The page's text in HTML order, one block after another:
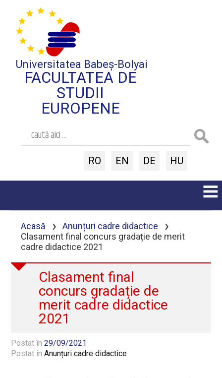
Universitatea Babeș-Bolyai
FACULTATEA DE
STUDII
EUROPENE
RO EN DE HU
Acasă › Anunțuri cadre didactice ›
Clasament final concurs gradație de merit
cadre didactice 2021
Clasament final
concurs gradație de
merit cadre didactice
2021
Postat în29/09/2021
Postat înAnunțuri cadre didactice